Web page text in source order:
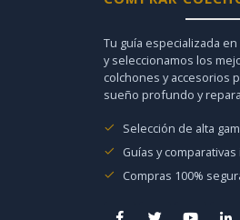
Tu guía especializada
y seleccionamos los
colchones y accesorios
sueño profundo y
Selección de alta
Guías y
Compras 100%